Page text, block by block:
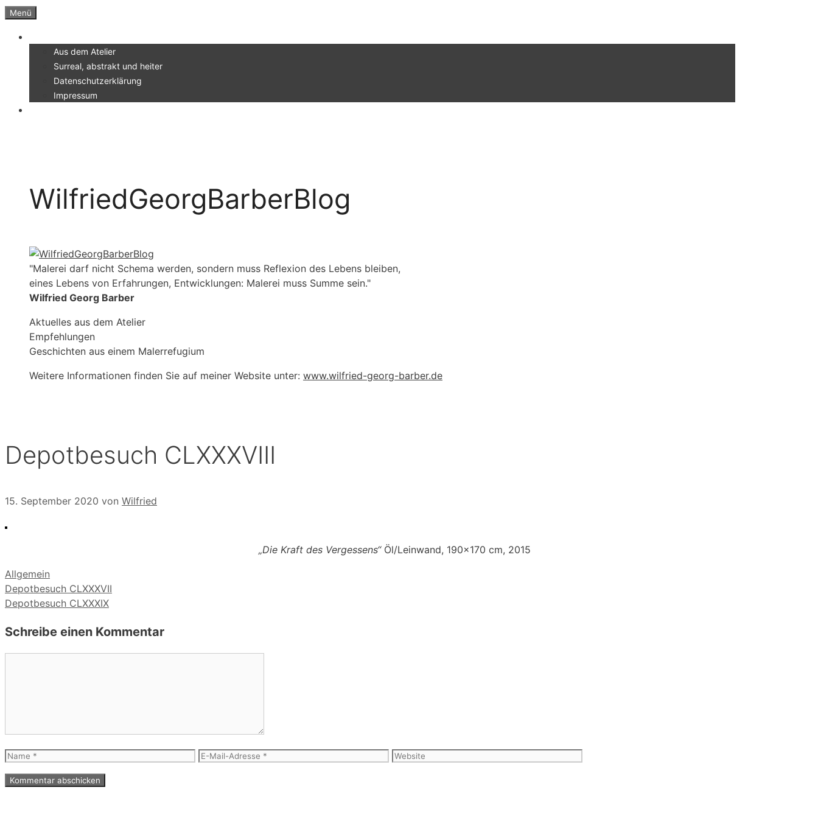
Zum
springen
Menü
Aus dem Atelier
Surreal, abstrakt und heiter
Datenschutzerklärung
Impressum
WilfriedGeorgBarberBlog
"Malerei darf nicht Schema werden, sondern muss Reflexion des Lebens bleiben,
eines Lebens von Erfahrungen, Entwicklungen: Malerei muss Summe sein."
Wilfried Georg Barber
Aktuelles aus dem Atelier
Empfehlungen
Geschichten aus einem Malerrefugium
Weitere Informationen finden Sie auf meiner Website unter: www.wilfried-georg-barber.de
Depotbesuch CLXXXVIII
15. September 2020 von Wilfried
„Die Kraft des Vergessens“Öl/Leinwand, 190×170 cm, 2015
Kategorien
Allgemein
Depotbesuch CLXXXVII
Depotbesuch CLXXXIX
Schreibe einen Kommentar
Name
E-
Website